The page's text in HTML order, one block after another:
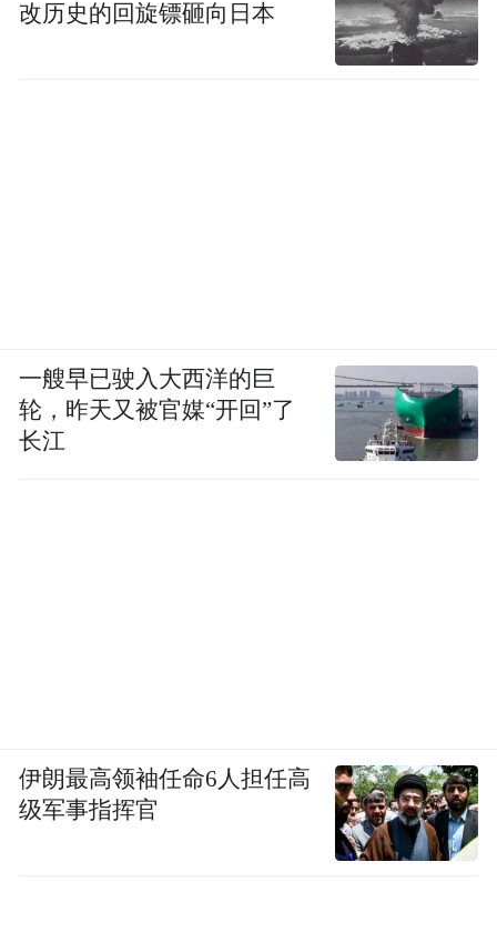
改历史的回旋镖砸向日本
一艘早已驶入大西洋的巨
轮，昨天又被官媒“开回”了
长江
伊朗最高领袖任命6人担任高
级军事指挥官